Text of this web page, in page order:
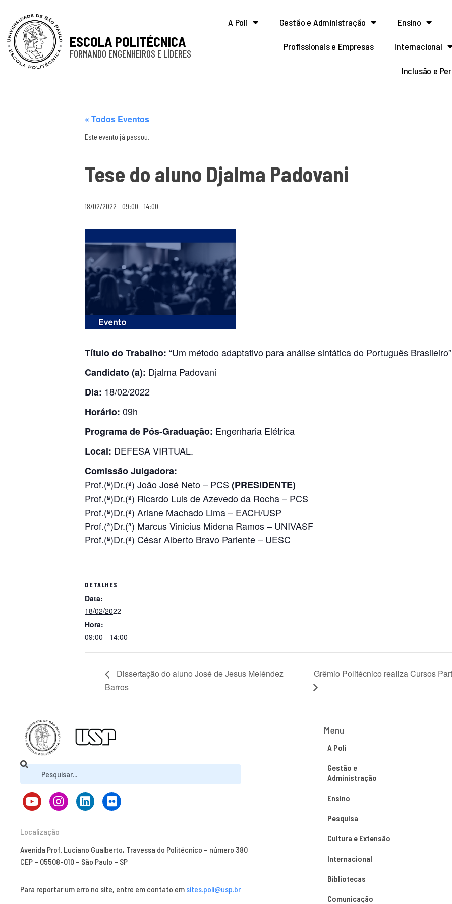
ESCOLA POLITÉCNICA
FORMANDO ENGENHEIROS E LÍDERES
A Poli Gestão e Administração Ensino
Profissionais e Empresas Internacional
Inclusão e
« Todos Eventos
Este evento já passou.
Tese do aluno Djalma Padovani
18/02/2022 - 09:00 -14:00
Título do Trabalho: “Um método adaptativo para análise sintática do Português
Candidato (a): Djalma Padovani
Dia: 18/02/2022
Horário: 09h
Programa de Pós-Graduação: Engenharia Elétrica
Local: DEFESA VIRTUAL.
Comissão Julgadora:
Prof.(ª)Dr.(ª) João José Neto – PCS (PRESIDENTE)
Prof.(ª)Dr.(ª) Ricardo Luis de Azevedo da Rocha – PCS
Prof.(ª)Dr.(ª) Ariane Machado Lima – EACH/USP
Prof.(ª)Dr.(ª) Marcus Vinicius Midena Ramos – UNIVASF
Prof.(ª)Dr.(ª) César Alberto Bravo Pariente – UESC
DETALHES
Data:
18/02/2022
Hora:
09:00 - 14:00
Dissertação do aluno José de Jesus Meléndez
Barros
Grêmio Politécnico realiza Cursos
Localização
Avenida Prof. Luciano Gualberto, Travessa do Politécnico – número 380
CEP – 05508-010 – São Paulo – SP
Para reportar um erro no site, entre em contato em sites.poli@usp.br
Menu
A Poli
Gestão e
Administração
Ensino
Pesquisa
Cultura e Extensão
Internacional
Bibliotecas
Comunicação